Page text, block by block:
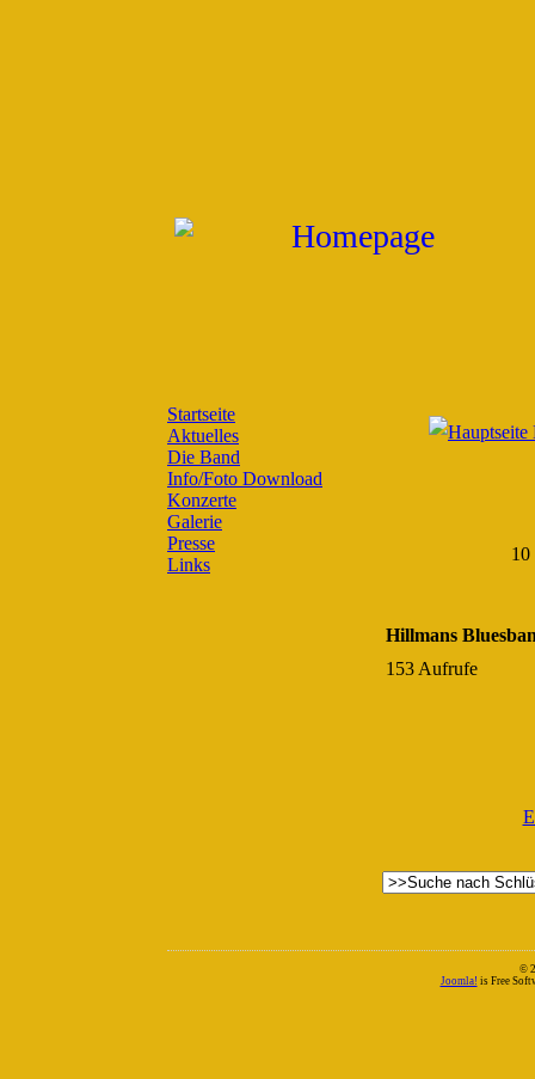
Startseite
Aktuelles
Die Band
Info/Foto Download
Konzerte
Galerie
Presse
Links
10
Hillmans
153 Aufrufe
©
Joomla! is Free